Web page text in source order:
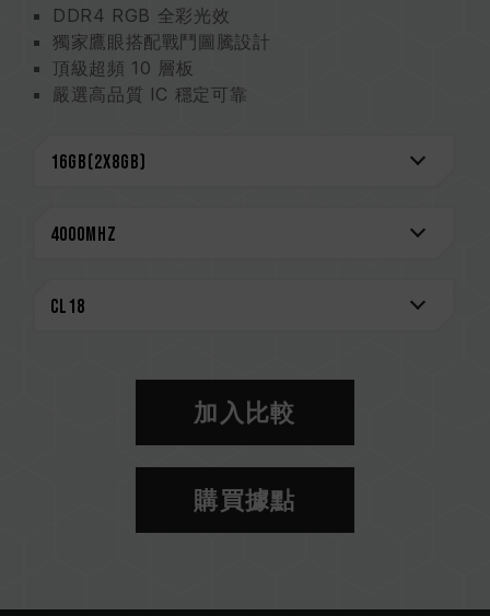
DDR4 RGB 全彩光效
獨家鷹眼搭配戰鬥圖騰設計
頂級超頻 10 層板
嚴選高品質 IC 穩定可靠
相容平台完整資訊，可至
進一步了
相容性列表。
系統不穩定或不開機。
CPU 記憶體控制器(IMC)的體質以及當前使用的
主機板 BIOS 版本皆可能會影響記憶體運作頻率。
記憶體的最終運行頻率取決於系統 BIOS 設定及主
/ 2400 (或更低)。這屬正常現象，並非產品瑕
加入比較
購買據點